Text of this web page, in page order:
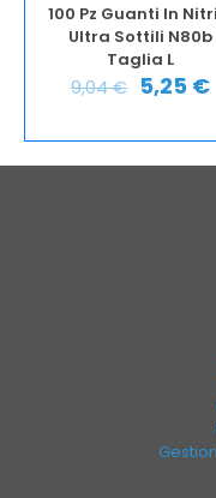
100 Pz Guanti In
Ultra Sottili N80b
Taglia L
9,04€ 5,25 €